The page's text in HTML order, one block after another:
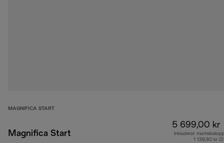
MAGNIFICA START
Magnifica Start
5 699,00 kr
Inkluderat
1 139,80 kr